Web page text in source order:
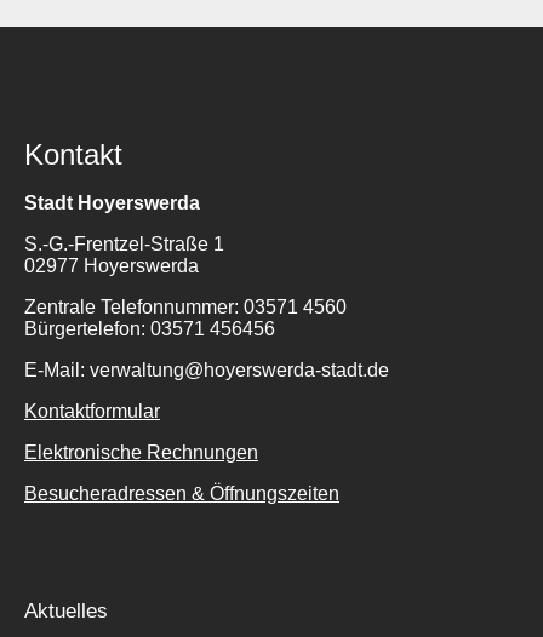
Kontakt
Stadt Hoyerswerda
S.-G.-Frentzel-Straße 1
02977 Hoyerswerda
Zentrale Telefonnummer: 03571 4560
Bürgertelefon: 03571 456456
E-Mail: verwaltung@hoyerswerda-stadt.de
Kontaktformular
Elektronische Rechnungen
Besucheradressen & Öffnungszeiten
Aktuelles